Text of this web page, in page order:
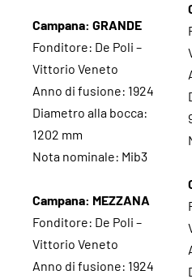
Campana: GRANDE
Fonditore: De Poli –
Vittorio Veneto
Anno di fusione: 1924
Diametro alla bocca:
1202 mm
Nota nominale: Mib3
Campana: MEZZANA
Fonditore: De Poli –
Vittorio Veneto
Anno di fusione: 1924